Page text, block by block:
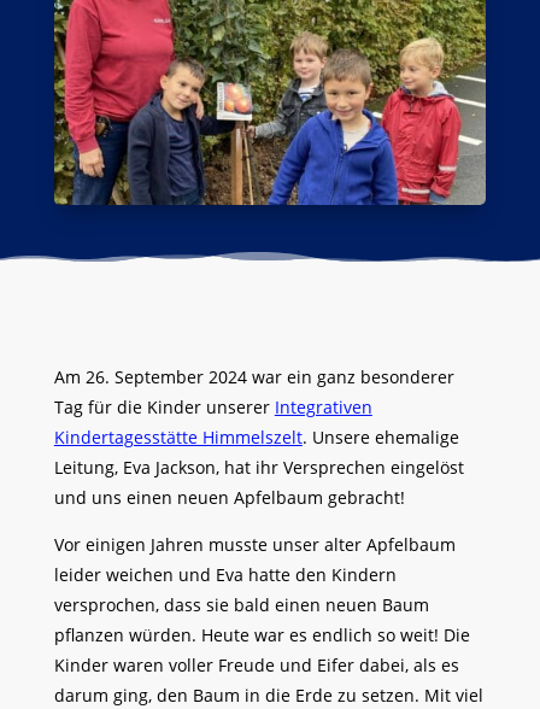
Am 26. September 2024 war ein ganz besonderer
Tag für die Kinder unserer Integrativen
Kindertagesstätte Himmelszelt. Unsere ehemalige
Leitung, Eva Jackson, hat ihr Versprechen eingelöst
und uns einen neuen Apfelbaum gebracht!
Vor einigen Jahren musste unser alter Apfelbaum
leider weichen und Eva hatte den Kindern
versprochen, dass sie bald einen neuen Baum
pflanzen würden. Heute war es endlich so weit! Die
Kinder waren voller Freude und Eifer dabei, als es
darum ging, den Baum in die Erde zu setzen. Mit viel